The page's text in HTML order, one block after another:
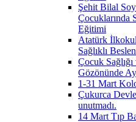
Şehit Bilal
Çocuklarında
Eğitimi
Atatürk
Sağlıklı
Çocuk
Gözönünde
1-31 Mart
Çukurca
unutmadı.
14 Mart Tıp